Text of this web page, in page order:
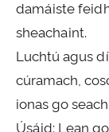
damáiste
sheachaint.
Luchtú agus
cúramach,
ionas go
Úsáid: Lean